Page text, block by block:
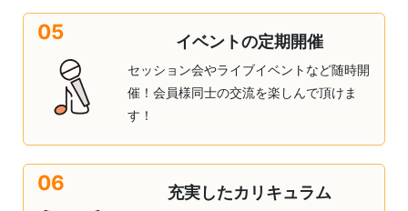
05 イベントの定期開催
セッション会やライブイベントなど随時開
催！会員様同士の交流を楽しんで頂けま
す！
06 充実したカリキュラム